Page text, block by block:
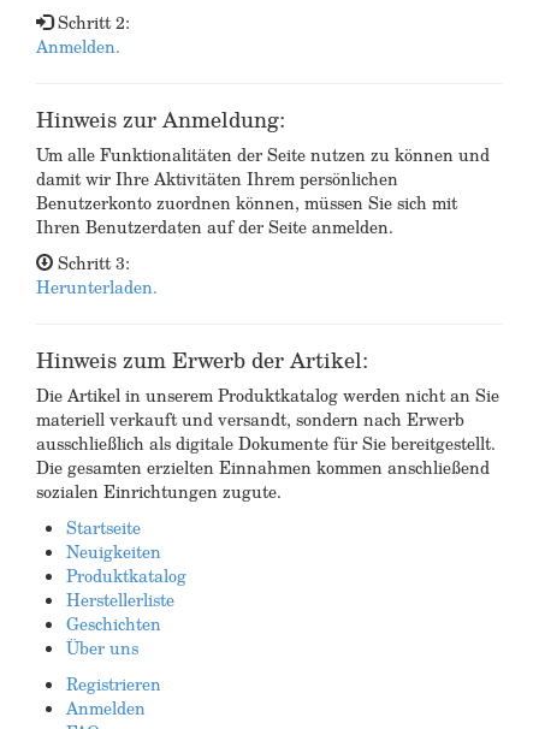
Schritt 2:
Anmelden.
Hinweis zur Anmeldung:
Um alle Funktionalitäten der Seite nutzen zu können und
damit wir Ihre Aktivitäten Ihrem persönlichen
Benutzerkonto zuordnen können, müssen Sie sich mit
Ihren Benutzerdaten auf der Seite anmelden.
Schritt 3:
Herunterladen.
Hinweis zum Erwerb der Artikel:
Die Artikel in unserem Produktkatalog werden nicht an Sie
materiell verkauft und versandt, sondern nach Erwerb
ausschließlich als digitale Dokumente für Sie bereitgestellt.
Die gesamten erzielten Einnahmen kommen anschließend
sozialen Einrichtungen zugute.
Startseite
Neuigkeiten
Produktkatalog
Herstellerliste
Geschichten
Über uns
Registrieren
Anmelden